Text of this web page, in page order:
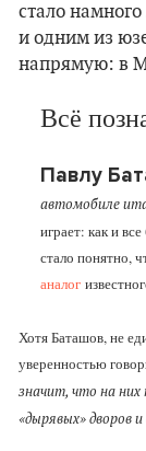
стало
и одним из
напрямую: в
Всё
Павлу
автомобиле
играет: как и
стало понятно,
аналог
Хотя Баташов, не
уверенностью
значит, что на
«дырявых» дворов